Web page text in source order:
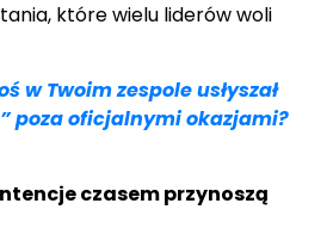
które wielu liderów woli
w Twoim zespole usłyszał
poza oficjalnymi okazjami?
czasem przynoszą